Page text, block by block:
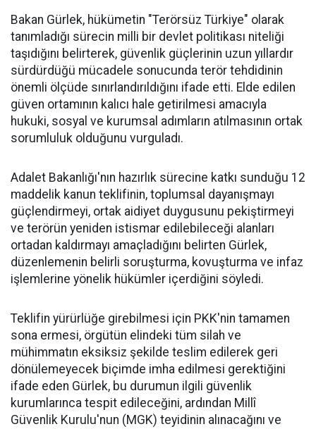
Bakan Gürlek, hükümetin "Terörsüz Türkiye" olarak
tanımladığı sürecin milli bir devlet politikası niteliği
taşıdığını belirterek, güvenlik güçlerinin uzun yıllardır
sürdürdüğü mücadele sonucunda terör tehdidinin
önemli ölçüde sınırlandırıldığını ifade etti. Elde edilen
güven ortamının kalıcı hale getirilmesi amacıyla
hukuki, sosyal ve kurumsal adımların atılmasının ortak
sorumluluk olduğunu vurguladı.
Adalet Bakanlığı'nın hazırlık sürecine katkı sunduğu 12
maddelik kanun teklifinin, toplumsal dayanışmayı
güçlendirmeyi, ortak aidiyet duygusunu pekiştirmeyi
ve terörün yeniden istismar edilebileceği alanları
ortadan kaldırmayı amaçladığını belirten Gürlek,
düzenlemenin belirli soruşturma, kovuşturma ve infaz
işlemlerine yönelik hükümler içerdiğini söyledi.
Teklifin yürürlüğe girebilmesi için PKK'nin tamamen
sona ermesi, örgütün elindeki tüm silah ve
mühimmatın eksiksiz şekilde teslim edilerek geri
dönülemeyecek biçimde imha edilmesi gerektiğini
ifade eden Gürlek, bu durumun ilgili güvenlik
kurumlarınca tespit edileceğini, ardından Millî
Güvenlik Kurulu'nun (MGK) teyidinin alınacağını ve